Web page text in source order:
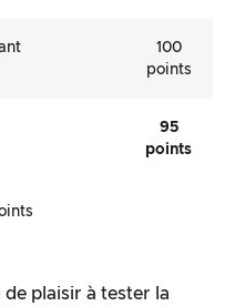
100
points
95
points
de plaisir à tester la